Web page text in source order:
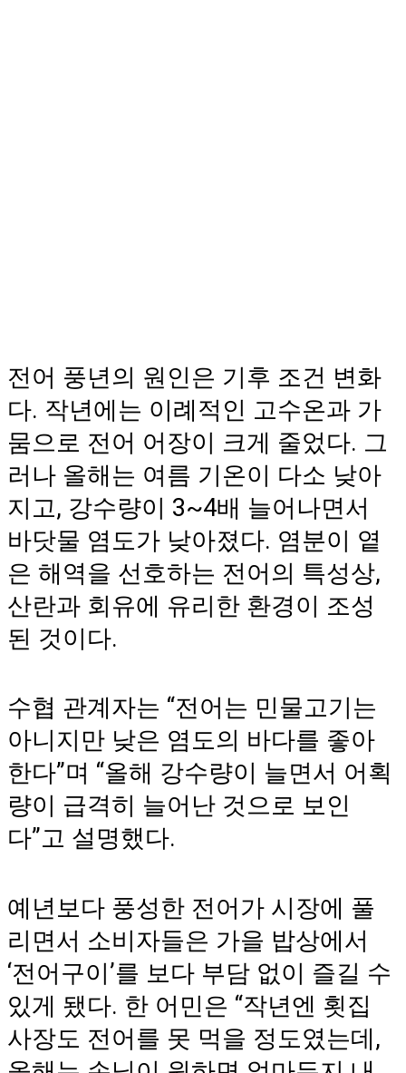
전어 풍년의 원인은 기후 조건 변화
다. 작년에는 이례적인 고수온과 가
뭄으로 전어 어장이 크게 줄었다. 그
러나 올해는 여름 기온이 다소 낮아
지고, 강수량이 3~4배 늘어나면서
바닷물 염도가 낮아졌다. 염분이 옅
은 해역을 선호하는 전어의 특성상,
산란과 회유에 유리한 환경이 조성
된 것이다.
수협 관계자는 “전어는 민물고기는
아니지만 낮은 염도의 바다를 좋아
한다”며 “올해 강수량이 늘면서 어획
량이 급격히 늘어난 것으로 보인
다”고 설명했다.
예년보다 풍성한 전어가 시장에 풀
리면서 소비자들은 가을 밥상에서
‘전어구이’를 보다 부담 없이 즐길 수
있게 됐다. 한 어민은 “작년엔 횟집
사장도 전어를 못 먹을 정도였는데,